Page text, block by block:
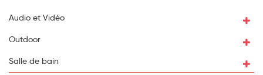
Audio et Vidéo
Outdoor
Salle de bain